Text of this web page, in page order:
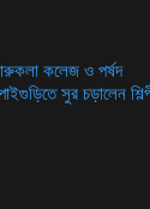
কলেজ ও পর্ষদ
সুর চড়ালেন